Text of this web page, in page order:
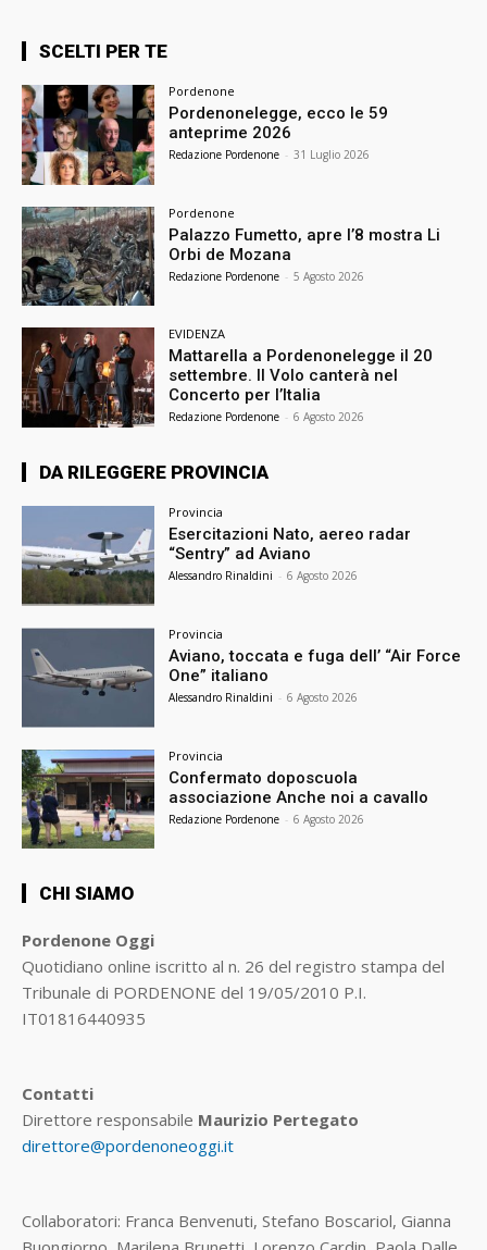
SCELTI PER TE
Pordenone
Pordenonelegge, ecco le 59
anteprime 2026
Redazione Pordenone - 31 Luglio 2026
Pordenone
Palazzo Fumetto, apre l’8 mostra Li
Orbi de Mozana
Redazione Pordenone - 5 Agosto 2026
EVIDENZA
Mattarella a Pordenonelegge il 20
settembre. Il Volo canterà nel
Concerto per l’Italia
Redazione Pordenone - 6 Agosto 2026
DA RILEGGERE PROVINCIA
Provincia
Esercitazioni Nato, aereo radar
“Sentry” ad Aviano
Alessandro Rinaldini - 6 Agosto 2026
Provincia
Aviano, toccata e fuga dell’ “Air Force
One” italiano
Alessandro Rinaldini - 6 Agosto 2026
Provincia
Confermato doposcuola
associazione Anche noi a cavallo
Redazione Pordenone - 6 Agosto 2026
CHI SIAMO
Pordenone Oggi
Quotidiano online iscritto al n. 26 del registro stampa del
Tribunale di PORDENONE del 19/05/2010 P.I.
IT01816440935
Contatti
Direttore responsabile Maurizio Pertegato
direttore@pordenoneoggi.it
Collaboratori: Franca Benvenuti, Stefano Boscariol, Gianna